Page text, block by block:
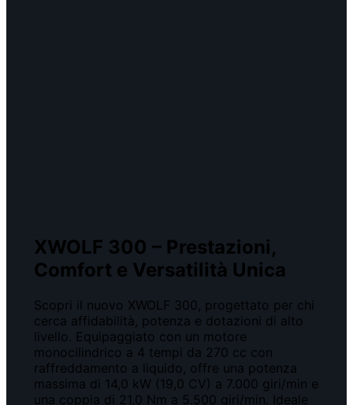
XWOLF 300 – Prestazioni,
Comfort e Versatilità Unica
Scopri il nuovo XWOLF 300, progettato per chi
cerca affidabilità, potenza e dotazioni di alto
livello. Equipaggiato con un motore
monocilindrico a 4 tempi da 270 cc con
raffreddamento a liquido, offre una potenza
massima di 14,0 kW (19,0 CV) a 7.000 giri/min e
una coppia di 21,0 Nm a 5.500 giri/min. Ideale